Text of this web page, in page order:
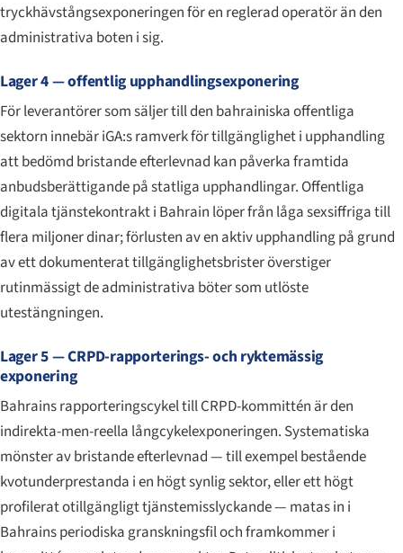
tryckhävstångsexponeringen för en reglerad operatör än den
administrativa boten i sig.
Lager 4 — offentlig upphandlingsexponering
För leverantörer som säljer till den bahrainiska offentliga
sektorn innebär iGA:s ramverk för tillgänglighet i upphandling
att bedömd bristande efterlevnad kan påverka framtida
anbudsberättigande på statliga upphandlingar. Offentliga
digitala tjänstekontrakt i Bahrain löper från låga sexsiffriga till
flera miljoner dinar; förlusten av en aktiv upphandling på grund
av ett dokumenterat tillgänglighetsbrister överstiger
rutinmässigt de administrativa böter som utlöste
utestängningen.
Lager 5 — CRPD-rapporterings- och ryktemässig
exponering
Bahrains rapporteringscykel till CRPD-kommittén är den
indirekta-men-reella långcykelexponeringen. Systematiska
mönster av bristande efterlevnad — till exempel bestående
kvotunderprestanda i en högt synlig sektor, eller ett högt
profilerat otillgängligt tjänste­misslyckande — matas in i
Bahrains periodiska granskningsfil och framkommer i